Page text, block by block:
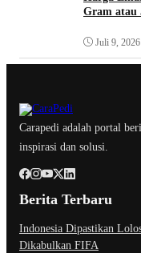
Gram atau
Juli 9, 2026
Carapedi adalah portal
inspirasi dan solusi.
Berita Terbaru
Indonesia Dipastikan
Dikabulkan FIFA